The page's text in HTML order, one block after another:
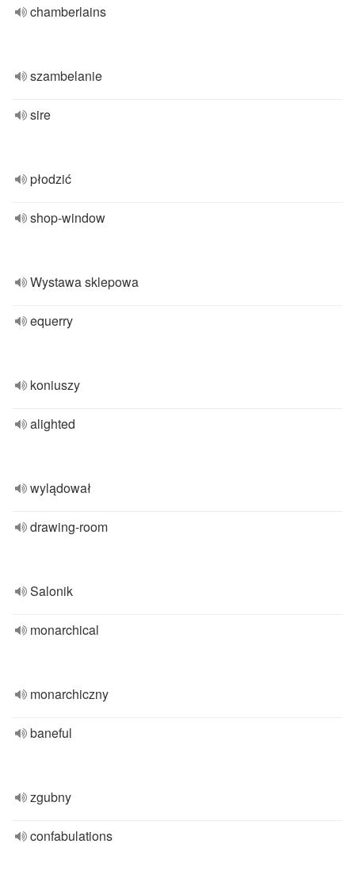
chamberlains
szambelanie
sire
płodzić
shop-window
Wystawa sklepowa
equerry
koniuszy
alighted
wylądował
drawing-room
Salonik
monarchical
monarchiczny
baneful
zgubny
confabulations